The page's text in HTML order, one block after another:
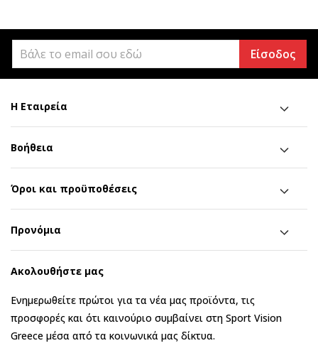
Είσοδος
Η Εταιρεία
Βοήθεια
Όροι και προϋποθέσεις
Προνόμια
Ακολουθήστε μας
Ενημερωθείτε πρώτοι για τα νέα μας προϊόντα, τις
προσφορές και ότι καινούριο συμβαίνει στη Sport Vision
Greece μέσα από τα κοινωνικά μας δίκτυα.